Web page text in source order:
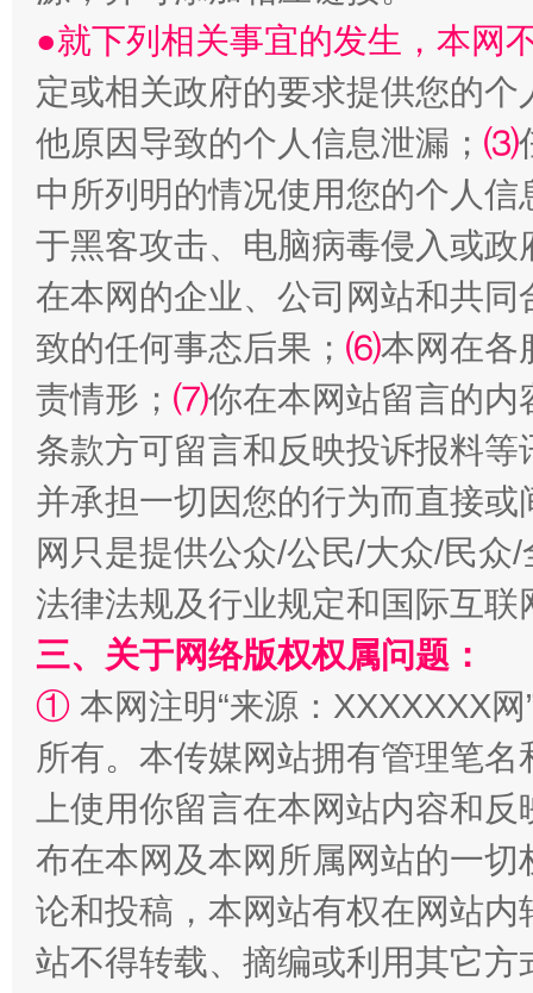
国家大学科技园优化重塑工作
扯下公款旅游的“隐身衣” 如何以
“蜀中异人”王建安的艺术幻境
●就下列相关事宜的发生，本网
定或相关政府的要求提供您的个
他原因导致的个人信息泄漏； ⑶
中所列明的情况使用您的个人
于黑客攻击、电脑病毒侵入或
在本网的企业、公司网站和共
致的任何事态后果； ⑹本网在各
责情形； ⑺你在本网站留言的内
条款方可留言和反映投诉报料
并承担一切因您的行为而直接
网只是提供公众/公民/大众/民
法律法规及行业规定和国际互
三、关于网络版权权属问题：
① 本网注明“来源：XXXXXXX
所有。本传媒网站拥有管理笔
上使用你留言在本网站内容和
布在本网及本网所属网站的一
论和投稿，本网站有权在网站
站不得转载、摘编或利用其它